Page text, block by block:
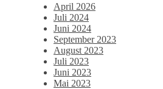
April 2026
Juli 2024
Juni 2024
September 2023
August 2023
Juli 2023
Juni 2023
Mai 2023